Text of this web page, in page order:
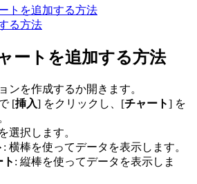
トを追加する方法
る方法
ートを追加する方法
ンを作成するか開きます。
[挿入] をクリックし、[チャート] を
選択します。
: 横棒を使ってデータを表示します。
: 縦棒を使ってデータを表示しま